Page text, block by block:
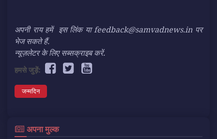
अपनी राय हमें इस लिंक या feedback@samvadnews.in पर
भेज सकते हैं.
न्यूज़लेटर के लिए सब्सक्राइब करें.
हमसे जुड़ें:
जन्मदिन
अपना मुल्क